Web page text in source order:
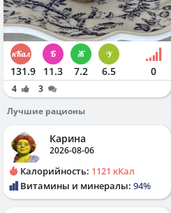
131.9 11.3 7.2 6.5 0
4
3
Лучшие рационы
Карина
2026-08-06
Калорийность: 1121 кКал
Витамины и минералы: 94%